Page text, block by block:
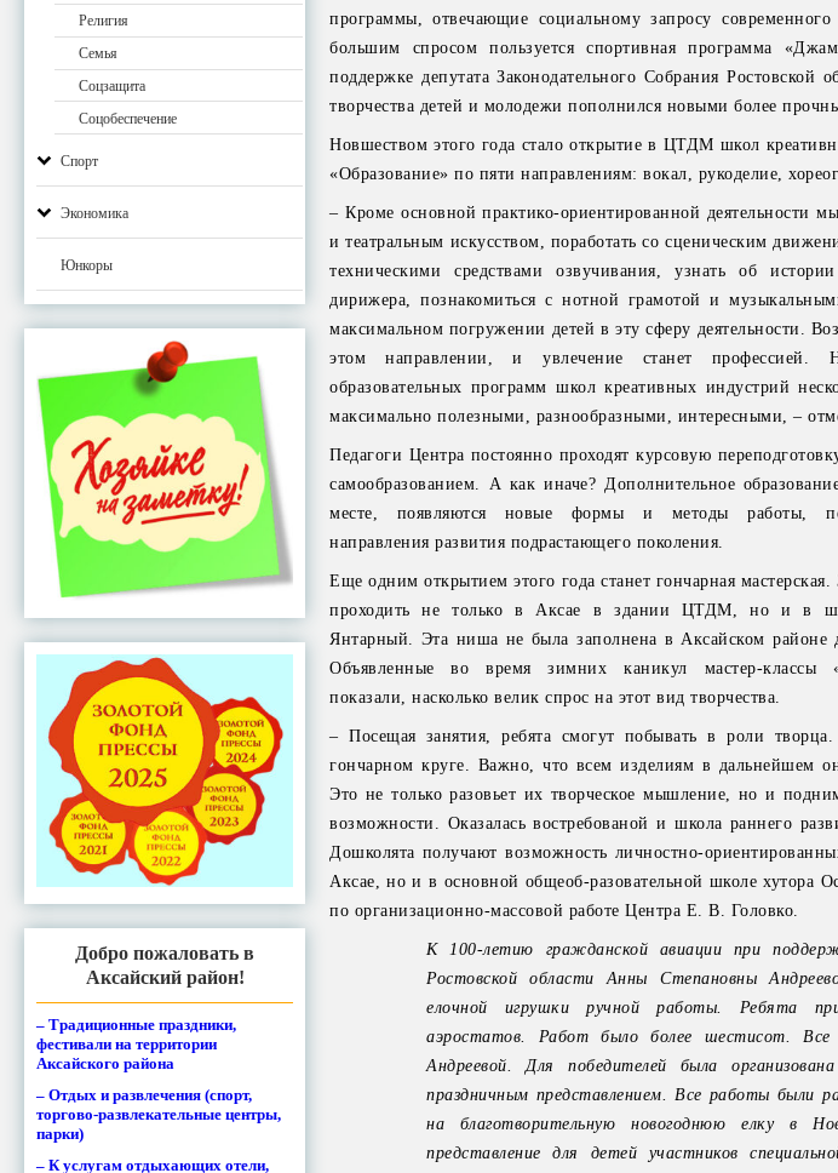
Религия
Семья
Соцзащита
Соцобеспечение
Спорт
Экономика
Юнкоры
Добро пожаловать в
Аксайский район!
– Традиционные праздники,
фестивали на территории
Аксайского района
– Отдых и развлечения (спорт,
торгово-развлекательные центры,
парки)
– К услугам отдыхающих отели,
программы, отвечающие социальному запросу
большим спросом пользуется спортивная программа
поддержке депутата Законодательного Собрания
творчества детей и молодежи пополнился новыми более
Новшеством этого года стало открытие в ЦТДМ школ
«Образование» по пяти направлениям: вокал, рукоделие,
– Кроме основной практико-ориентированной деятельности
и театральным искусством, поработать со сценическим
техническими средствами озвучивания, узнать об
дирижера, познакомиться с нотной грамотой и
максимальном погружении детей в эту сферу деятельности.
этом направлении, и увлечение станет профессией.
образовательных программ школ креативных индустрий
максимально полезными, разнообразными, интересными, –
Педагоги Центра постоянно проходят курсовую
самообразованием. А как иначе? Дополнительное
месте, появляются новые формы и методы работы,
направления развития подрастающего поколения.
Еще одним открытием этого года станет гончарная мастерская.
проходить не только в Аксае в здании ЦТДМ, но и в
Янтарный. Эта ниша не была заполнена в Аксайском районе
Объявленные во время зимних каникул мастер-классы
показали, насколько велик спрос на этот вид творчества.
– Посещая занятия, ребята смогут побывать в роли
гончарном круге. Важно, что всем изделиям в дальнейшем
Это не только разовьет их творческое мышление, но и
возможности. Оказалась востребованой и школа раннего
Дошколята получают возможность личностно-
Аксае, но и в основной общеоб-разовательной школе хутора
по организационно-массовой работе Центра Е. В. Головко.
К 100-летию гражданской авиации при
Ростовской области Анны Степановны
елочной игрушки ручной работы. Ребята
аэростатов. Работ было более шестисот.
Андреевой. Для победителей была
праздничным представлением. Все работы были
на благотворительную новогоднюю елку в
представление для детей участников